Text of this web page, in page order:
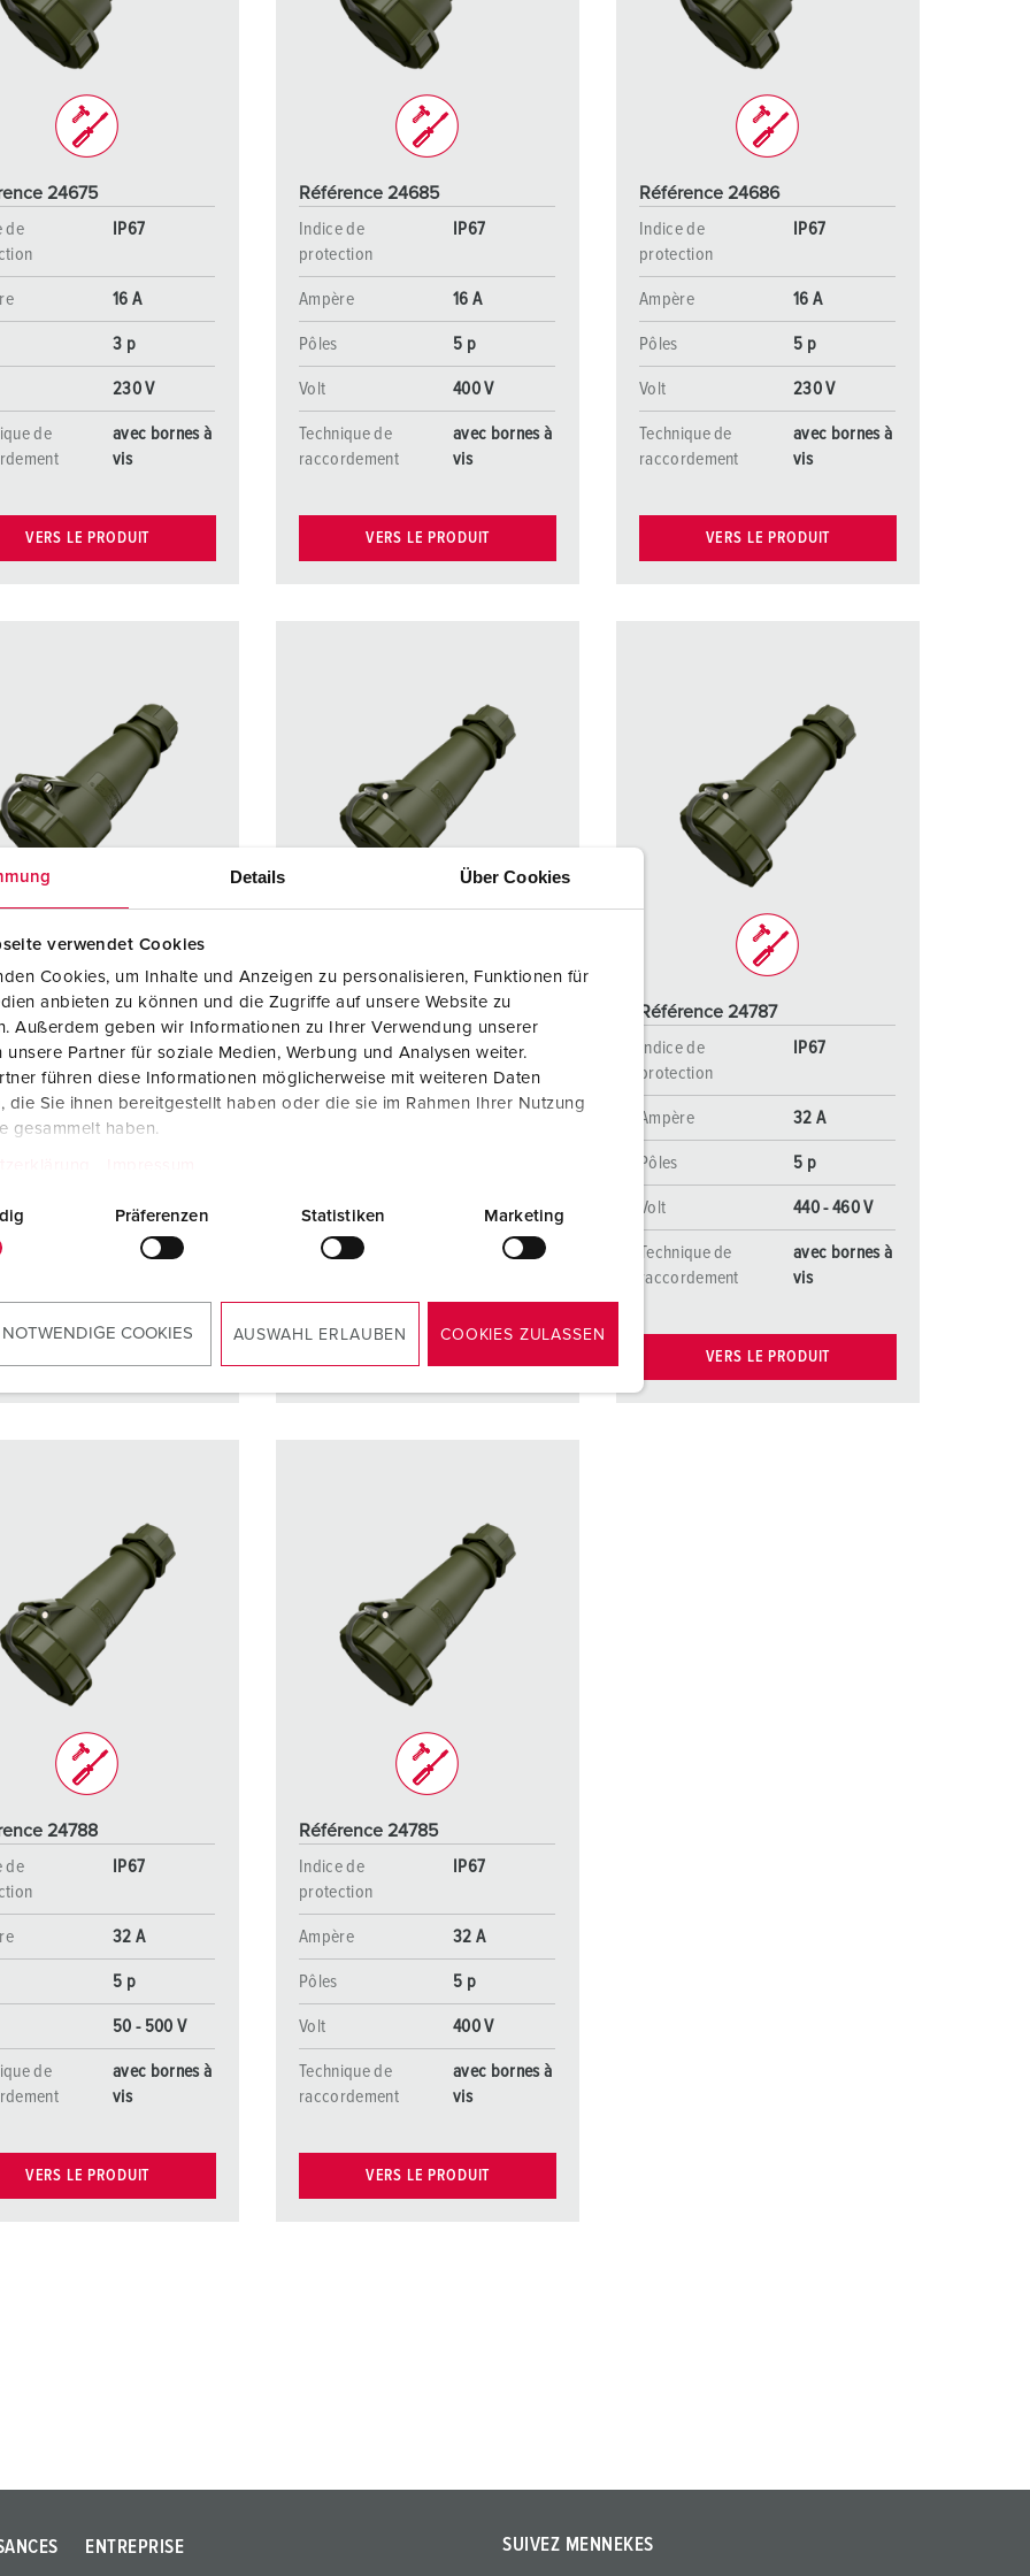
Details Über Cookies
verwendet Cookies
Cookies, um Inhalte und Anzeigen zu personalisieren, Funktionen für
anbieten zu können und die Zugriffe auf unsere Website zu
Außerdem geben wir Informationen zu Ihrer Verwendung unserer
unsere Partner für soziale Medien, Werbung und Analysen weiter.
führen diese Informationen möglicherweise mit weiteren Daten
die Sie ihnen bereitgestellt haben oder die sie im Rahmen Ihrer Nutzung
gesammelt haben.
Präferenzen Statistiken Marketing
NOTWENDIGE COOKIES AUSWAHL ERLAUBEN COOKIES ZULASSEN
Dispositifs de connexion selon standards internationaux
Transmission de données / réseautique
Produits avec extension et produits complémentaires
Produits complémentaires
Service incendie et protection contre les catastrophes
TM selon norme du matériel militaire
Connectique pour l‘événementiel
24675
de
IP67
16 A
3 p
230 V
de
avec bornes à
vis
VERS LE PRODUIT
Référence 24685
Indice de
protection
IP67
Ampère 16 A
Pôles 5 p
Volt 400 V
Technique de
raccordement
avec bornes à
vis
VERS LE PRODUIT
Référence 24686
Indice de
protection
IP67
Ampère 16 A
Pôles 5 p
Volt 230 V
Technique de
raccordement
avec bornes à
vis
VERS LE PRODUIT
24687
de
IP67
440 - 460 V
de
avec bornes à
Référence 24775
Indice de
protection
IP67
Volt 230 V
Technique de
avec bornes à
Référence 24787
Indice de
protection
IP67
Ampère 32 A
Pôles 5 p
Volt 440 - 460 V
Technique de
raccordement
avec bornes à
vis
VERS LE PRODUIT
24788
de
IP67
32 A
5 p
50 - 500 V
de
avec bornes à
vis
VERS LE PRODUIT
Référence 24785
Indice de
protection
IP67
Ampère 32 A
Pôles 5 p
Volt 400 V
Technique de
raccordement
avec bornes à
vis
VERS LE PRODUIT
ENTREPRISE SUIVEZ MENNEKES